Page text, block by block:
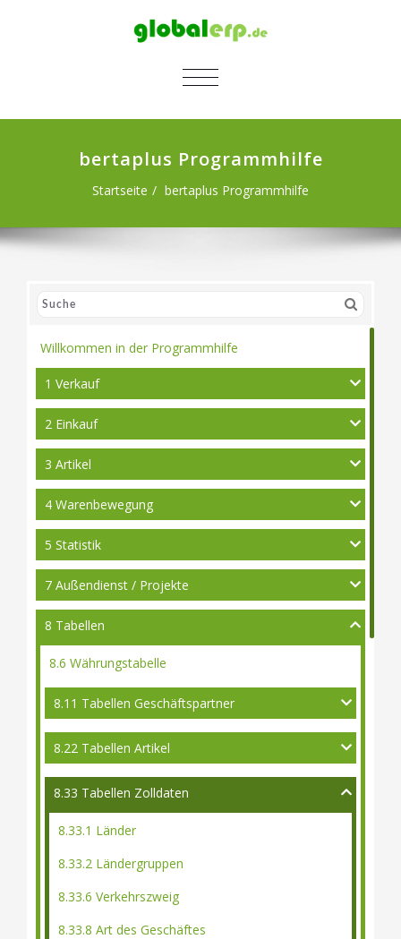
SCHALTE NAVIGATION
bertaplus Programmhilfe
Startseite bertaplus Programmhilfe
Willkommen in der Programmhilfe
1 Verkauf
2 Einkauf
3 Artikel
4 Warenbewegung
5 Statistik
7 Außendienst / Projekte
8 Tabellen
8.6 Währungstabelle
8.11 Tabellen Geschäftspartner
8.22 Tabellen Artikel
8.33 Tabellen Zolldaten
8.33.1 Länder
8.33.2 Ländergruppen
8.33.6 Verkehrszweig
8.33.8 Art des Geschäftes